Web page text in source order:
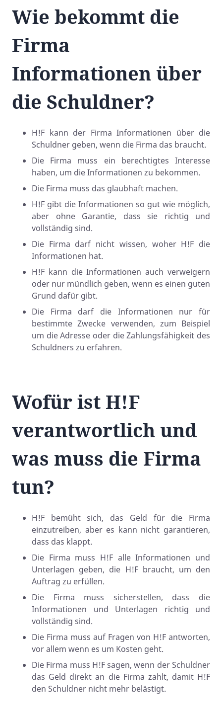
Wie bekommt die
Firma
Informationen über
die Schuldner?
H!F kann der Firma Informationen über die
Schuldner geben, wenn die Firma das braucht.
Die Firma muss ein berechtigtes Interesse
haben, um die Informationen zu bekommen.
Die Firma muss das glaubhaft machen.
H!F gibt die Informationen so gut wie möglich,
aber ohne Garantie, dass sie richtig und
vollständig sind.
Die Firma darf nicht wissen, woher H!F die
Informationen hat.
H!F kann die Informationen auch verweigern
oder nur mündlich geben, wenn es einen guten
Grund dafür gibt.
Die Firma darf die Informationen nur für
bestimmte Zwecke verwenden, zum Beispiel
um die Adresse oder die Zahlungsfähigkeit des
Schuldners zu erfahren.
Wofür ist H!F
verantwortlich und
was muss die Firma
tun?
H!F bemüht sich, das Geld für die Firma
einzutreiben, aber es kann nicht garantieren,
dass das klappt.
Die Firma muss H!F alle Informationen und
Unterlagen geben, die H!F braucht, um den
Auftrag zu erfüllen.
Die Firma muss sicherstellen, dass die
Informationen und Unterlagen richtig und
vollständig sind.
Die Firma muss auf Fragen von H!F antworten,
vor allem wenn es um Kosten geht.
Die Firma muss H!F sagen, wenn der Schuldner
das Geld direkt an die Firma zahlt, damit H!F
den Schuldner nicht mehr belästigt.